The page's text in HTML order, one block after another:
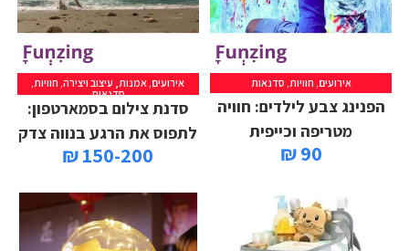
אירועים, חוויות, סדנאות
הפנינג צבע לילדים: חוויה
מטריפה וכייפית
90 ₪
אירועים, אמנות, עיצוב ויצירה, חוויות,
סדנאות
סדנת צילום בסמארטפון:
לתפוס את הרגע בנווה צדק
150-200 ₪